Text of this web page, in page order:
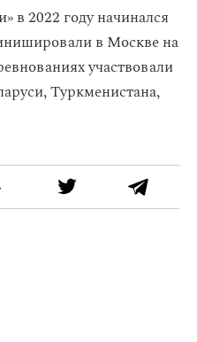
в 2022 году начинался
в Москве на
участвовали
Туркменистана,